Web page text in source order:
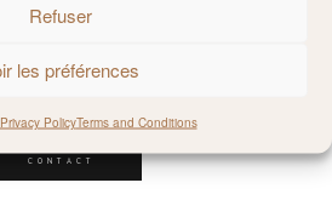
Refuser
les préférences
Privacy PolicyTerms and Conditions
CONTACT